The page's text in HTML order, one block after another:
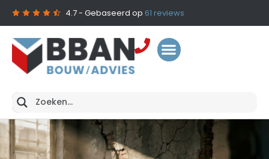
4.7- Gebaseerd op 61 reviews